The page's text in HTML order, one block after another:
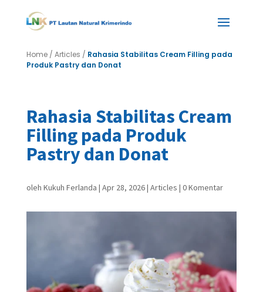
Home/ Articles / Rahasia Stabilitas Cream Filling pada
Produk Pastry dan Donat
Rahasia Stabilitas Cream
Filling pada Produk
Pastry dan Donat
oleh Kukuh Ferlanda | Apr 28, 2026| Articles | 0 Komentar